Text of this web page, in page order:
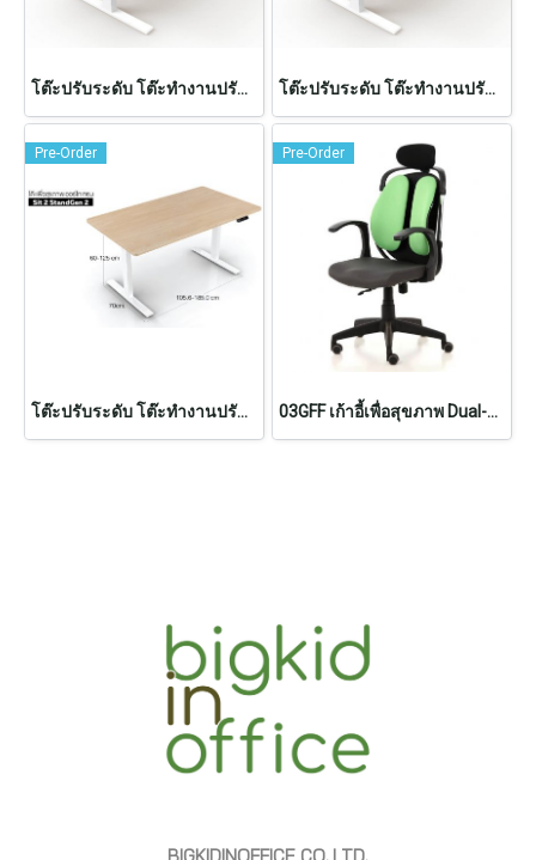
โต๊ะปรับระดับ โต๊ะทำงานปรับระดับไฟฟ้า (ท็อปโต๊ะใหญ่) โต๊ะปรับระดับ โต๊ะทำงานปรับระดับไฟฟ้า (ท็อปโต๊ะกลาง)
Pre-Order
โต๊ะปรับระดับ โต๊ะทำงานปรับระดับไฟฟ้า (ท็อปโต๊ะเล็ก)
Pre-Order
03GFF เก้าอี้เพื่อสุขภาพ Dual-03GFF (สินค้าพรีออเดอร์ 7-14วัน)
BIGKIDINOFFICE CO.,LTD.